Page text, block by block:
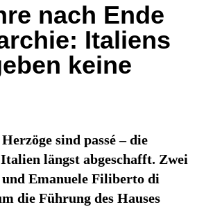
nach Ende
Italiens
keine
sind passé – die
längst abgeschafft. Zwei
und Emanuele Filiberto di
die Führung des Hauses